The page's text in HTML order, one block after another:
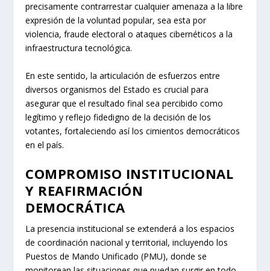
precisamente contrarrestar cualquier amenaza a la libre
expresión de la voluntad popular, sea esta por
violencia, fraude electoral o ataques cibernéticos a la
infraestructura tecnológica.
En este sentido, la articulación de esfuerzos entre
diversos organismos del Estado es crucial para
asegurar que el resultado final sea percibido como
legítimo y reflejo fidedigno de la decisión de los
votantes, fortaleciendo así los cimientos democráticos
en el país.
COMPROMISO INSTITUCIONAL
Y REAFIRMACIÓN
DEMOCRÁTICA
La presencia institucional se extenderá a los espacios
de coordinación nacional y territorial, incluyendo los
Puestos de Mando Unificado (PMU), donde se